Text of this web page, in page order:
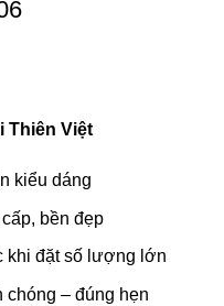
Thiên Việt
kiểu dáng
bền đẹp
khi đặt số lượng lớn
chóng – đúng hẹn